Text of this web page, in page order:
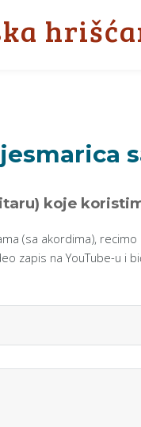
koje
(sa akordima),
zapis na YouTube-u i